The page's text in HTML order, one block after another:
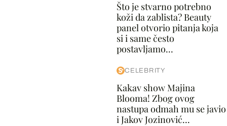
Što je stvarno potrebno
koži da zablista? Beauty
panel otvorio pitanja koja
si i same često
postavljamo...
CELEBRITY
Kakav show Majina
Blooma! Zbog ovog
nastupa odmah mu se javio
i Jakov Jozinović...